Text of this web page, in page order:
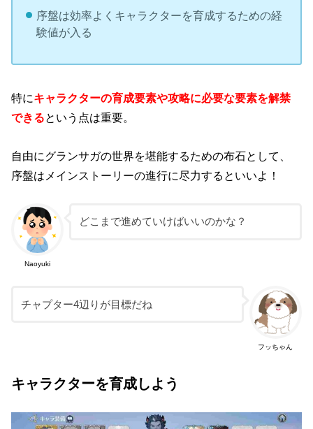
序盤は効率よくキャラクターを育成するための経
験値が入る
特にキャラクターの育成要素や攻略に必要な要素を解禁
できるという点は重要。
自由にグランサガの世界を堪能するための布石として、
序盤はメインストーリーの進行に尽力するといいよ！
Naoyuki
どこまで進めていけばいいのかな？
フッちゃん
チャプター4辺りが目標だね
キャラクターを育成しよう